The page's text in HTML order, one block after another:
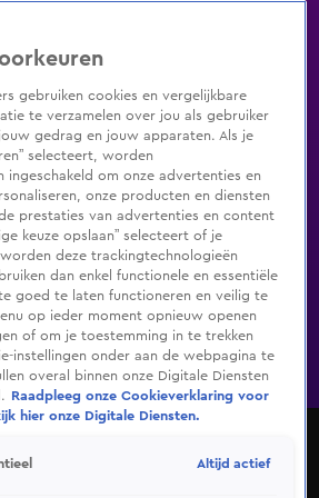
programma's Zenders Genres
TV inlogShop
Programma's De Bondgenoten
Shop
Eva Vloon is zwanger
gebruiken cookies en vergelijkbare
te verzamelen over jou als gebruiker
gedrag en jouw apparaten. Als je
selecteert, worden
ingeschakeld om onze advertenties en
onze producten en diensten
prestaties van advertenties en content
keuze opslaan” selecteert of je
deze trackingtechnologieën
dan enkel functionele en essentiële
goed te laten functioneren en veilig te
op ieder moment opnieuw openen
of om je toestemming in te trekken
instellingen onder aan de webpagina te
overal binnen onze Digitale Diensten
Raadpleeg onze Cookieverklaring voor
hier onze Digitale Diensten.
Altijd actief